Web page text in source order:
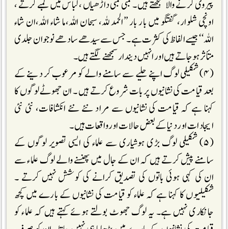
پیروی کرنے والا سمجھتے ہیں۔ لمبی لمبی داڑھیاں ، لباس میں لمبے کرتے ،
اونچی شلوار، گفتگو میں بار بار ’’الحمد للہ، سبحان اللہ،ما شاء اللہ،ان شاء
اللہ‘‘ جیسے الفاظ کی کثرت ہے۔ جس سے سیدھے سادھے نوجوان جلدی
متأثر ہو جاتے ہیں اور انہیں دیندار سمجھنے لگتے ہیں۔
(۴) شکیلی لوگ اپنے حلیے سے سامنے والے کو مرعوب کر دینے کے
بعد قیامت کی نشانیوں پر بات شروع کرتے ہیں ۔ ان جھوٹے لوگوں کا
کہنا ہے کہ قیامت کی نشانیوں سے مراد نئے نئے انکشافات، نئی نئی
ایجادات اور دنیا کے بعض حالات اور واقعات ہیں۔
(۵) شکیلی لوگ بڑی ہوشیاری سے علماء کی ایسی تصویر لوگوں کے
سامنے پیش کرتے ہیں کہ ان کے جال میں پھنسنے والے لوگ علماء سے
ان کی کہی ہوئی باتوں کی تصدیق کرانے کی کوشش نہیں کرتے ۔
شکیلیوں کا کہنا ہے کہ علماء کو قیامت کی نشانیوں کے بارے میں کچھ
جانکاری نہیں ہے۔ یہ لوگ جھوٹ بولتے ہوئے کہتے ہیں کہ علماء کو